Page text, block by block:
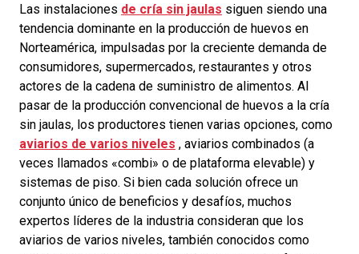
Las instalaciones de cría sin jaulas siguen siendo una
tendencia dominante en la producción de huevos en
Norteamérica, impulsadas por la creciente demanda de
consumidores, supermercados, restaurantes y otros
actores de la cadena de suministro de alimentos. Al
pasar de la producción convencional de huevos a la cría
sin jaulas, los productores tienen varias opciones, como
aviarios de varios niveles , aviarios combinados (a
veces llamados «combi» o de plataforma elevable) y
sistemas de piso. Si bien cada solución ofrece un
conjunto único de beneficios y desafíos, muchos
expertos líderes de la industria consideran que los
aviarios de varios niveles, también conocidos como